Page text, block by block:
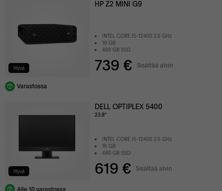
Hyvä
HP Z2 MINI G9
INTEL CORE I5-12400 2.5 GHz
16 GB
480 GB SSD
739 € Sisältää alvin
Varastossa
Hyvä
DELL OPTIPLEX 5400
23.8"
INTEL CORE I5-12400 2.5 GHz
16 GB
480 GB SSD
619 € Sisältää alvin
Alle 10 varastossa